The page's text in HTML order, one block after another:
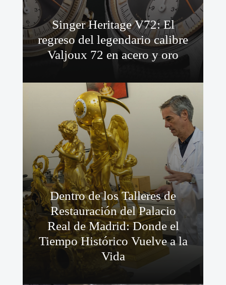
Singer Heritage V72: El
regreso del legendario calibre
Valjoux 72 en acero y oro
Dentro de los Talleres de
Restauración del Palacio
Real de Madrid: Donde el
Tiempo Histórico Vuelve a la
Vida